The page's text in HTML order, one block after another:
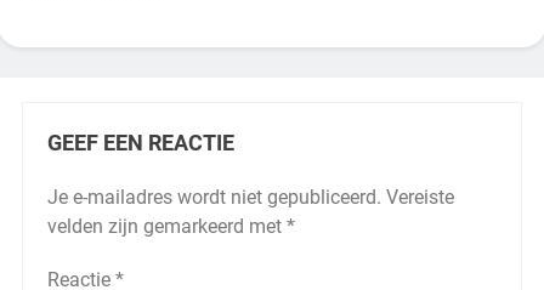
GEEF EEN REACTIE
Je e-mailadres wordt niet gepubliceerd. Vereiste
velden zijn gemarkeerd met *
Reactie *